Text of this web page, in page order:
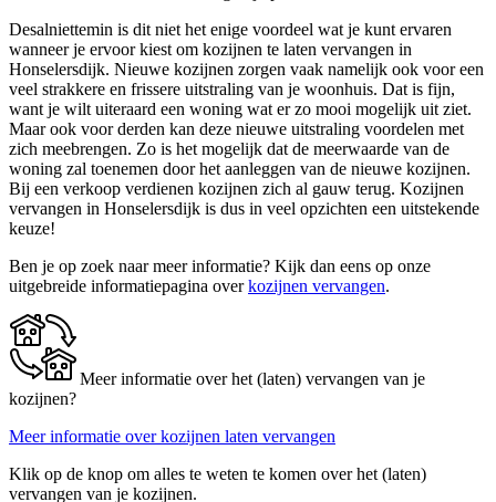
Desalniettemin is dit niet het enige voordeel wat je kunt ervaren
wanneer je ervoor kiest om kozijnen te laten vervangen in
Honselersdijk. Nieuwe kozijnen zorgen vaak namelijk ook voor een
veel strakkere en frissere uitstraling van je woonhuis. Dat is fijn,
want je wilt uiteraard een woning wat er zo mooi mogelijk uit ziet.
Maar ook voor derden kan deze nieuwe uitstraling voordelen met
zich meebrengen. Zo is het mogelijk dat de meerwaarde van de
woning zal toenemen door het aanleggen van de nieuwe kozijnen.
Bij een verkoop verdienen kozijnen zich al gauw terug. Kozijnen
vervangen in Honselersdijk is dus in veel opzichten een uitstekende
keuze!
Ben je op zoek naar meer informatie? Kijk dan eens op onze
uitgebreide informatiepagina overkozijnen vervangen.
Meer informatie over het (laten) vervangen van je
kozijnen?
Meer informatie over kozijnen laten vervangen
Klik op de knop om alles te weten te komen over het (laten)
vervangen van je kozijnen.